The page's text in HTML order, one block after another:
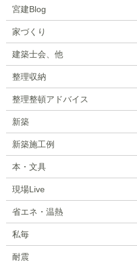
宮建Blog
家づくり
建築士会、他
整理収納
整理整頓アドバイス
新築
新築施工例
本・文具
現場Live
省エネ・温熱
私毎
耐震